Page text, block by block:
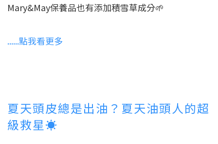
Mary&May保養品也有添加積雪草成分🌱
......點我看更多
夏天頭皮總是出油？夏天油頭人的超
級救星☀️